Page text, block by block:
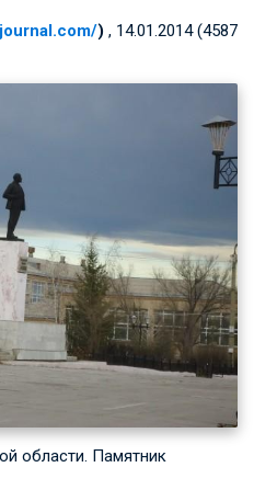
) , 14.01.2014 (4587
области. Памятник